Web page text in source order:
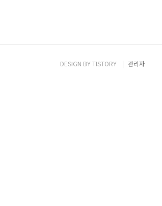
DESIGN BYTISTORY 관리자